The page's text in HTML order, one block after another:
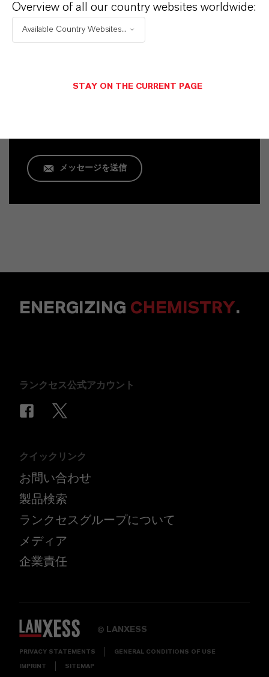
Mara Götzl
メッセージを送信
ENERGIZING CHEMISTRY.
ランクセス公式アカウント
クイックリンク
お問い合わせ
製品検索
ランクセスグループについて
メディア
企業責任
© LANXESS
PRIVACY STATEMENTS GENERAL CONDITIONS OF USE
IMPRINT SITEMAP
Overview of all our country websites worldwide:
Available Country Websites...
STAY ON THE CURRENT PAGE